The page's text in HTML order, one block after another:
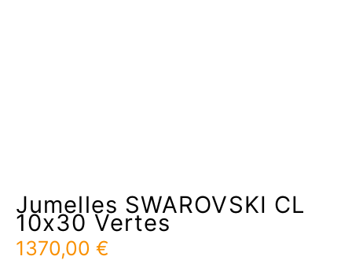
Jumelles SWAROVSKI CL
10x30 Vertes
1370,00 €